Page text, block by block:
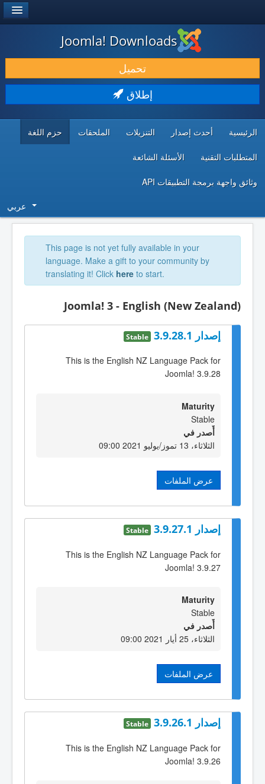
حمل & ومدد
اكتشف & تعلم
Joomla! Downloads
تحميل
إطلاق
الرئيسية أحدث إصدار التنزيلات الملحقات حزم اللغة
المتطلبات التقنية الأسئلة الشائعة
وثائق واجهة برمجة التطبيقات API
عربي
This page is not yet fully available in your
language. Make a gift to your community by
translating it! Click here to start.
Joomla! 3 - English (New Zealand)
إصدار 3.9.28.1 Stable
This is the English NZ Language Pack for
Joomla! 3.9.28
Maturity
Stable
أٌصدر في
الثلاثاء، 13 تموز/يوليو 2021 09:00
عرض الملفات
إصدار 3.9.27.1 Stable
This is the English NZ Language Pack for
Joomla! 3.9.27
Maturity
Stable
أٌصدر في
الثلاثاء، 25 أيار 2021 09:00
عرض الملفات
إصدار 3.9.26.1 Stable
This is the English NZ Language Pack for
Joomla! 3.9.26